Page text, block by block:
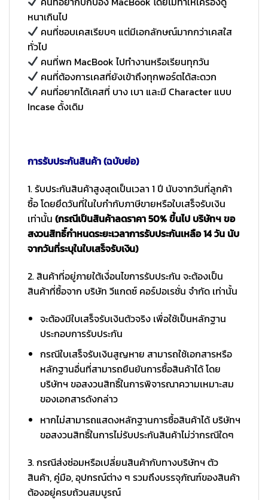
หนาเกินไป
คนที่ชอบเคสเรียบๆ แต่มีเอกลักษณ์มากกว่าเคสใส
ทั่วไป
คนที่พก MacBook ไปทำงานหรือเรียนทุกวัน
คนที่ต้องการเคสที่ยังเข้าถึงทุกพอร์ตได้สะดวก
คนที่อยากได้เคสที่ บาง เบา และมี Character แบบ
Incase ดั้งเดิม
การรับประกันสินค้า (ฉบับย่อ)
1. รับประกันสินค้าสูงสุดเป็นเวลา 1 ปี นับจากวันที่ลูกค้า
ซื้อ โดยยึดวันที่ในใบกำกับภาษีขายหรือใบเสร็จรับเงิน
เท่านั้น (กรณีเป็นสินค้าลดราคา 50% ขึ้นไป บริษัทฯ ขอ
สงวนสิทธิ์กำหนดระยะเวลาการรับประกันเหลือ 14 วัน นับ
จากวันที่ระบุในใบเสร็จรับเงิน)
2. สินค้าที่อยู่ภายใต้เงื่อนไขการรับประกัน จะต้องเป็น
สินค้าที่ซื้อจาก บริษัท วีแกดซ์ คอร์ปอเรชั่น จำกัด เท่านั้น
จะต้องมีใบเสร็จรับเงินตัวจริง เพื่อใช้เป็นหลักฐาน
ประกอบการรับประกัน
กรณีใบเสร็จรับเงินสูญหาย สามารถใช้เอกสารหรือ
หลักฐานอื่นที่สามารถยืนยันการซื้อสินค้าได้ โดย
บริษัทฯ ขอสงวนสิทธิ์ในการพิจารณาความเหมาะสม
ของเอกสารดังกล่าว
หากไม่สามารถแสดงหลักฐานการซื้อสินค้าได้ บริษัทฯ
ขอสงวนสิทธิ์ในการไม่รับประกันสินค้าไม่ว่ากรณีใดๆ
3. กรณีส่งซ่อมหรือเปลี่ยนสินค้ากับทางบริษัทฯ ตัว
สินค้า, คู่มือ, อุปกรณ์ต่าง ๆ รวมถึงบรรจุภัณฑ์ของสินค้า
ต้องอยู่ครบถ้วนสมบูรณ์